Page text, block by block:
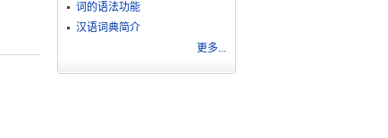
词的语法功能
汉语词典简介
更多...